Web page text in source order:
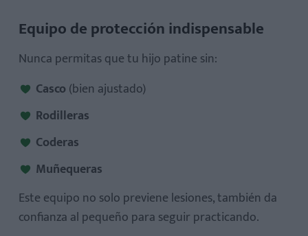
Equipo de protección indispensable
Nunca permitas que tu hijo patine sin:
Casco (bien ajustado)
Rodilleras
Coderas
Muñequeras
Este equipo no solo previene lesiones, también da
confianza al pequeño para seguir practicando.